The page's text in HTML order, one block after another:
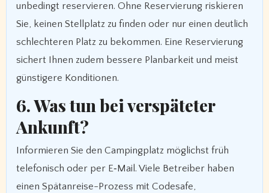
unbedingt reservieren. Ohne Reservierung riskieren
Sie, keinen Stellplatz zu finden oder nur einen deutlich
schlechteren Platz zu bekommen. Eine Reservierung
sichert Ihnen zudem bessere Planbarkeit und meist
günstigere Konditionen.
6. Was tun bei verspäteter
Ankunft?
Informieren Sie den Campingplatz möglichst früh
telefonisch oder per E‑Mail. Viele Betreiber haben
einen Spätanreise-Prozess mit Codesafe,